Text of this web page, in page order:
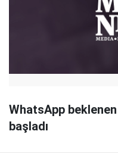
WhatsApp
başladı